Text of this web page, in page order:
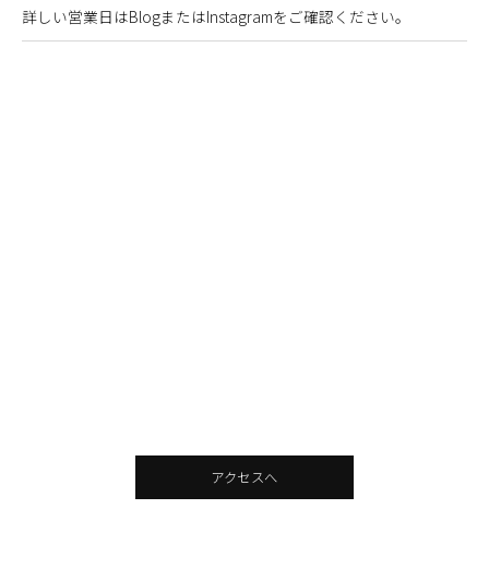
詳しい営業日はBlogまたはInstagramをご確認ください。
アクセスへ